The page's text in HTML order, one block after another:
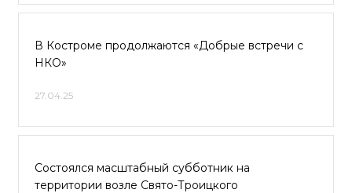
В Костроме продолжаются «Добрые встречи с
НКО»
27.04.25
Состоялся масштабный субботник на
территории возле Свято-Троицкого